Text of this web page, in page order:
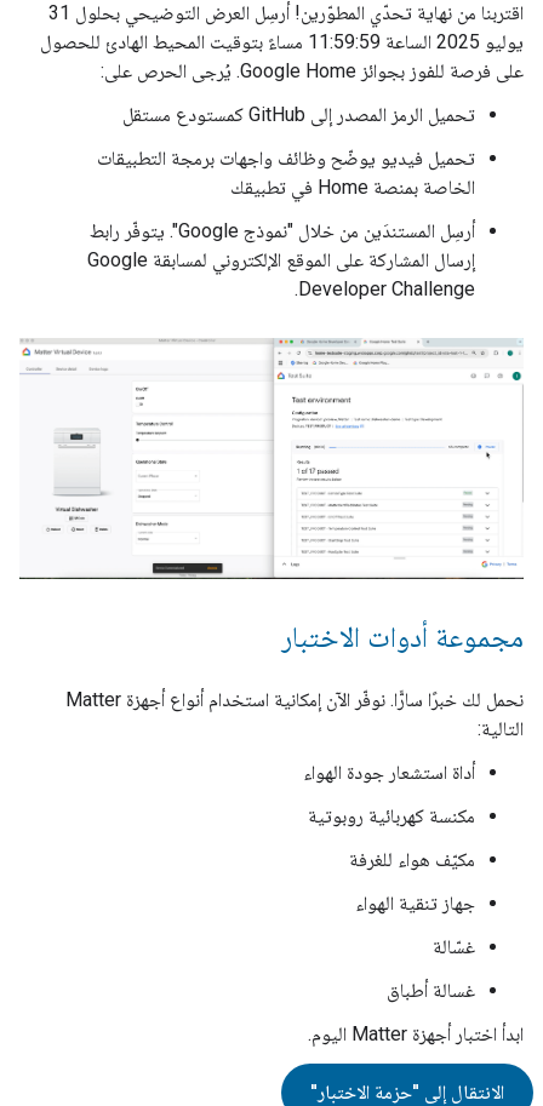
اقتربنا من نهاية تحدّي المطوّرين! أرسِل العرض التوضيحي بحلول 31
يوليو 2025 الساعة 11:59:59 مساءً بتوقيت المحيط الهادئ للحصول
على فرصة للفوز بجوائز Google Home. يُرجى الحرص على:
تحميل الرمز المصدر إلى GitHub كمستودع مستقل
تحميل فيديو يوضّح وظائف واجهات برمجة التطبيقات
الخاصة بمنصة Home في تطبيقك
أرسِل المستندَين من خلال "نموذج Google". يتوفّر رابط
إرسال المشاركة على الموقع الإلكتروني لمسابقة Google
Developer Challenge.
مجموعة أدوات الاختبار
نحمل لك خبرًا سارًّا. نوفّر الآن إمكانية استخدام أنواع أجهزة Matter
التالية:
أداة استشعار جودة الهواء
مكنسة كهربائية روبوتية
مكيّف هواء للغرفة
جهاز تنقية الهواء
غسّالة
غسالة أطباق
ابدأ اختبار أجهزة Matter اليوم.
الانتقال إلى "حزمة الاختبار"